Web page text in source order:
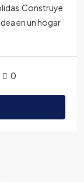
en un hogar
0